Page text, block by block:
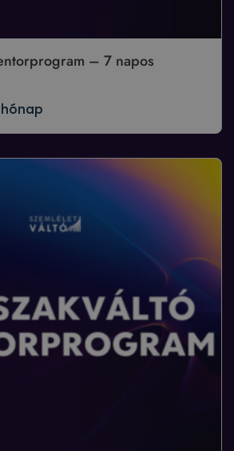
– 7 napos